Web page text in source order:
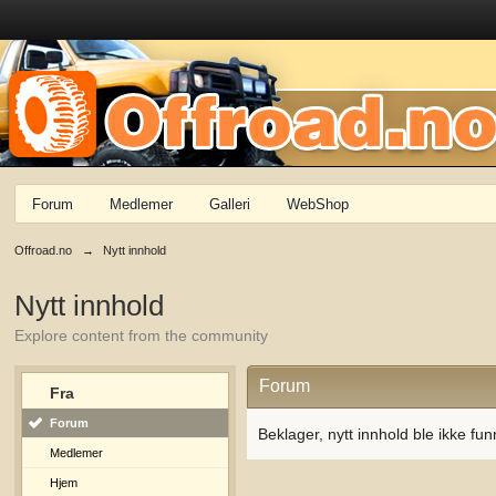
Forum Medlemer Galleri WebShop
Offroad.no → Nytt innhold
Nytt innhold
Explore content from the community
Fra
Forum
Medlemer
Hjem
Forum
Beklager, nytt innhold ble ikke